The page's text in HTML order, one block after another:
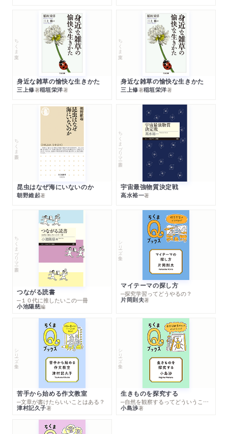
ちくま文庫
身近な雑草の愉快な生きかた
三上修著稲垣栄洋著
ちくま文庫
身近な雑草の愉快な生きかた
三上修著稲垣栄洋著
ちくま新書
昆虫はなぜ海にいないのか
朝野維起著
ちくまプリマー新書
宇宙最強物質決定戦
高水裕一著
ちくまプリマー新書
つながる読書
─１０代に推したいこの一冊
小池陽慈編
シリーズ・全集
マイテーマの探し方
─探究学習ってどうやるの？
片岡則夫著
シリーズ・全集
苦手から始める作文教室
─文章が書けたらいいことはある？
津村記久子著
シリーズ・全集
生きものを探究する
─自然を観察するってどういうこと？
小島渉著